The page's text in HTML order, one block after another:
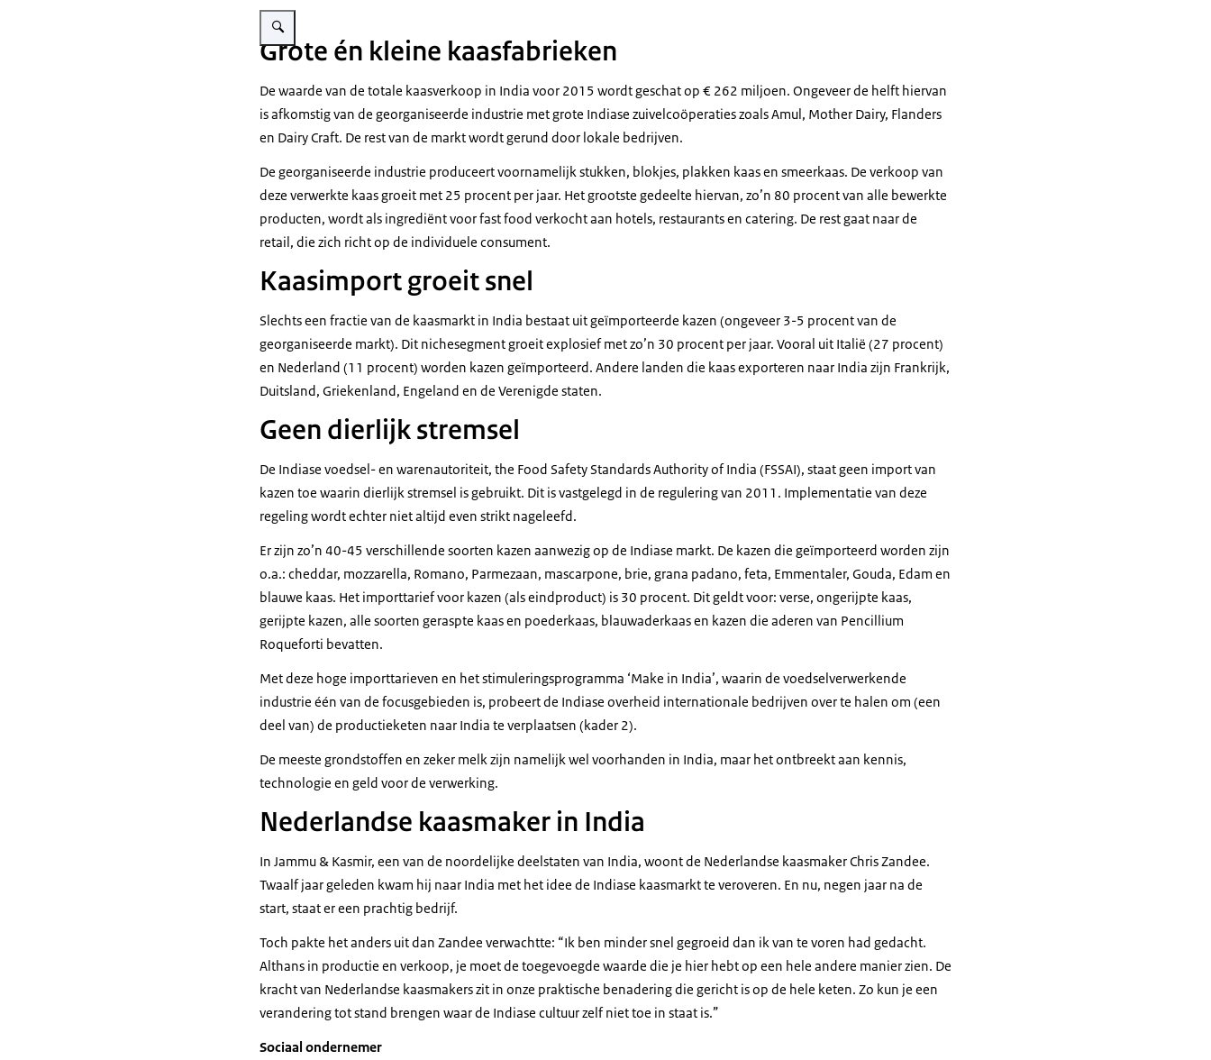
Vergroot afbeelding Kaas
Grote én kleine kaasfabrieken
De waarde van de totale kaasverkoop in India voor 2015 wordt geschat op € 262 miljoen. Ongeveer de helft hiervan
is afkomstig van de georganiseerde industrie met grote Indiase zuivelcoöperaties zoals Amul, Mother Dairy, Flanders
en Dairy Craft. De rest van de markt wordt gerund door lokale bedrijven.
De georganiseerde industrie produceert voornamelijk stukken, blokjes, plakken kaas en smeerkaas. De verkoop van
deze verwerkte kaas groeit met 25 procent per jaar. Het grootste gedeelte hiervan, zo’n 80 procent van alle bewerkte
producten, wordt als ingrediënt voor fast food verkocht aan hotels, restaurants en catering. De rest gaat naar de
retail, die zich richt op de individuele consument.
Kaasimport groeit snel
Slechts een fractie van de kaasmarkt in India bestaat uit geïmporteerde kazen (ongeveer 3-5 procent van de
georganiseerde markt). Dit nichesegment groeit explosief met zo’n 30 procent per jaar. Vooral uit Italië (27 procent)
en Nederland (11 procent) worden kazen geïmporteerd. Andere landen die kaas exporteren naar India zijn Frankrijk,
Duitsland, Griekenland, Engeland en de Verenigde staten.
Geen dierlijk stremsel
De Indiase voedsel- en warenautoriteit, the Food Safety Standards Authority of India (FSSAI), staat geen import van
kazen toe waarin dierlijk stremsel is gebruikt. Dit is vastgelegd in de regulering van 2011. Implementatie van deze
regeling wordt echter niet altijd even strikt nageleefd.
Er zijn zo’n 40-45 verschillende soorten kazen aanwezig op de Indiase markt. De kazen die geïmporteerd worden zijn
o.a.: cheddar, mozzarella, Romano, Parmezaan, mascarpone, brie, grana padano, feta, Emmentaler, Gouda, Edam en
blauwe kaas. Het importtarief voor kazen (als eindproduct) is 30 procent. Dit geldt voor: verse, ongerijpte kaas,
gerijpte kazen, alle soorten geraspte kaas en poederkaas, blauwaderkaas en kazen die aderen van Pencillium
Roqueforti bevatten.
Met deze hoge importtarieven en het stimuleringsprogramma ‘Make in India’, waarin de voedselverwerkende
industrie één van de focusgebieden is, probeert de Indiase overheid internationale bedrijven over te halen om (een
deel van) de productieketen naar India te verplaatsen (kader 2).
De meeste grondstoffen en zeker melk zijn namelijk wel voorhanden in India, maar het ontbreekt aan kennis,
technologie en geld voor de verwerking.
Nederlandse kaasmaker in India
In Jammu & Kasmir, een van de noordelijke deelstaten van India, woont de Nederlandse kaasmaker Chris Zandee.
Twaalf jaar geleden kwam hij naar India met het idee de Indiase kaasmarkt te veroveren. En nu, negen jaar na de
start, staat er een prachtig bedrijf.
Toch pakte het anders uit dan Zandee verwachtte: “Ik ben minder snel gegroeid dan ik van te voren had gedacht.
Althans in productie en verkoop, je moet de toegevoegde waarde die je hier hebt op een hele andere manier zien. De
kracht van Nederlandse kaasmakers zit in onze praktische benadering die gericht is op de hele keten. Zo kun je een
verandering tot stand brengen waar de Indiase cultuur zelf niet toe in staat is.”
Sociaal ondernemer